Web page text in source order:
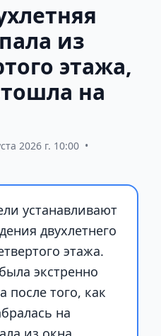
из
этажа,
на
2026 г. 10:00 •
устанавливают
двухлетнего
этажа.
экстренно
после того, как
на